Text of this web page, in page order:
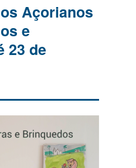
Açorianos
e
23 de